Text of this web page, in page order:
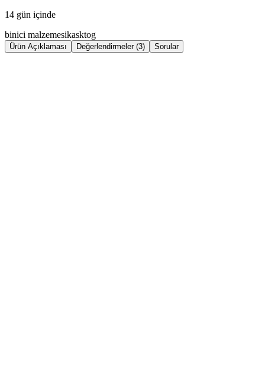
14 gün içinde
binici malzemesikasktog
Ürün Açıklaması Değerlendirmeler (3) Sorular